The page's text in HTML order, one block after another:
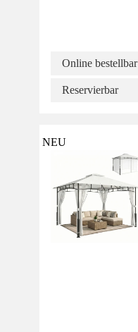
Online bestellbar
Reservierbar
NEU